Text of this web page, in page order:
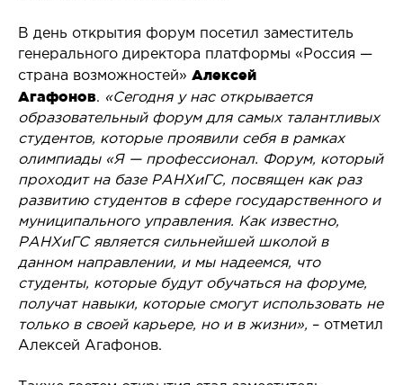
В день открытия форум посетил заместитель
генерального директора платформы «Россия —
страна возможностей» Алексей
Агафонов. «Сегодня у нас открывается
образовательный форум для самых талантливых
студентов, которые проявили себя в рамках
олимпиады «Я — профессионал. Форум, который
проходит на базе РАНХиГС, посвящен как раз
развитию студентов в сфере государственного и
муниципального управления. Как известно,
РАНХиГС является сильнейшей школой в
данном направлении, и мы надеемся, что
студенты, которые будут обучаться на форуме,
получат навыки, которые смогут использовать не
только в своей карьере, но и в жизни», – отметил
Алексей Агафонов.